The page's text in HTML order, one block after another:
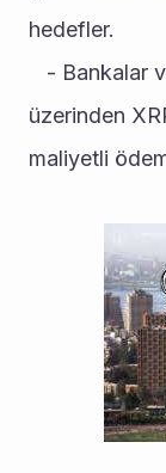
hedefler.
üzerinden
maliyetli